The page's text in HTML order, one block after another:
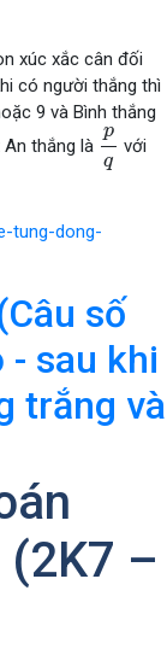
xúc xắc cân đối
có người thắng thì
9 và Bình thắng
thắng là
p
q
pq
với
tung-dong-
số
- sau khi
trắng và
(2K7 –